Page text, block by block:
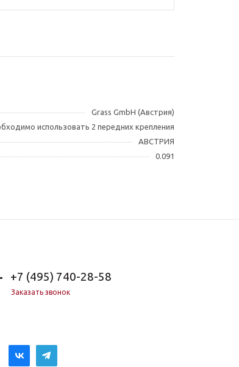
Grass GmbH (Австрия)
использовать 2 передних крепления
АВСТРИЯ
0.091
+7 (495) 740-28-58
Заказать звонок